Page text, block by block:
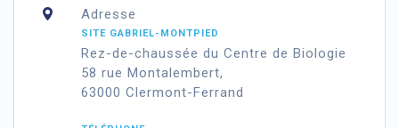
Adresse
SITE GABRIEL-MONTPIED
Rez-de-chaussée du Centre de Biologie
58 rue Montalembert,
63000 Clermont-Ferrand